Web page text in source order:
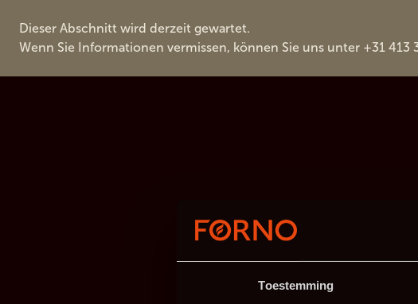
Toestemming
Dieser Abschnitt wird derzeit gewartet.
Wenn Sie Informationen vermissen, können Sie uns unter +31